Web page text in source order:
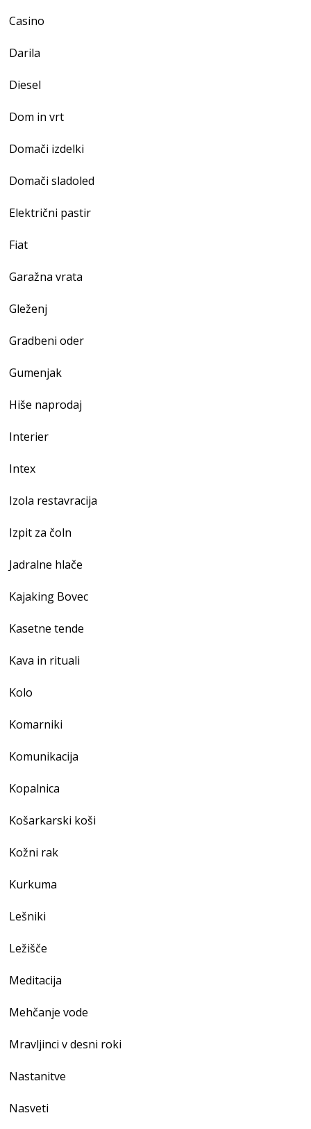
Casino
Darila
Diesel
Dom in vrt
Domači izdelki
Domači sladoled
Električni pastir
Fiat
Garažna vrata
Gleženj
Gradbeni oder
Gumenjak
Hiše naprodaj
Interier
Intex
Izola restavracija
Izpit za čoln
Jadralne hlače
Kajaking Bovec
Kasetne tende
Kava in rituali
Kolo
Komarniki
Komunikacija
Kopalnica
Košarkarski koši
Kožni rak
Kurkuma
Lešniki
Ležišče
Meditacija
Mehčanje vode
Mravljinci v desni roki
Nastanitve
Nasveti